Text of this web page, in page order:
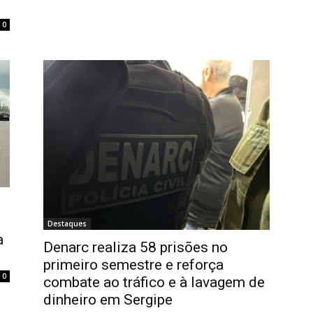
0
0
Destaques
Denarc realiza 58 prisões no
primeiro semestre e reforça
combate ao tráfico e à lavagem de
dinheiro em Sergipe